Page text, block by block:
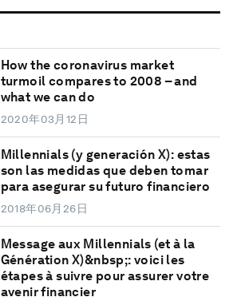
How the coronavirus market
turmoil compares to 2008 – and
what we can do
2020年03月12日
Millennials (y generación X): estas
son las medidas que deben tomar
para asegurar su futuro financiero
2018年06月26日
Message aux Millennials (et à la
Génération X)&nbsp;: voici les
étapes à suivre pour assurer votre
avenir financier